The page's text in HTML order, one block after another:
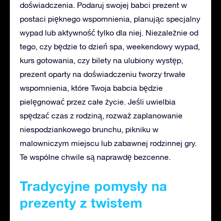
doświadczenia. Podaruj swojej babci prezent w
postaci pięknego wspomnienia, planując specjalny
wypad lub aktywność tylko dla niej. Niezależnie od
tego, czy będzie to dzień spa, weekendowy wypad,
kurs gotowania, czy bilety na ulubiony występ,
prezent oparty na doświadczeniu tworzy trwałe
wspomnienia, które Twoja babcia będzie
pielęgnować przez całe życie. Jeśli uwielbia
spędzać czas z rodziną, rozważ zaplanowanie
niespodziankowego brunchu, pikniku w
malowniczym miejscu lub zabawnej rodzinnej gry.
Te wspólne chwile są naprawdę bezcenne.
Tradycyjne pomysły na
prezenty z twistem